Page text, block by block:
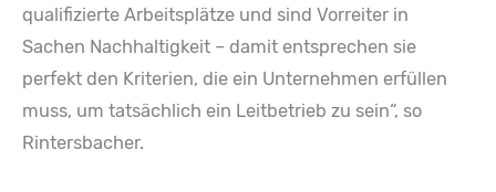
qualifizierte Arbeitsplätze und sind Vorreiter in
Sachen Nachhaltigkeit – damit entsprechen sie
perfekt den Kriterien, die ein Unternehmen erfüllen
muss, um tatsächlich ein Leitbetrieb zu sein“, so
Rintersbacher.